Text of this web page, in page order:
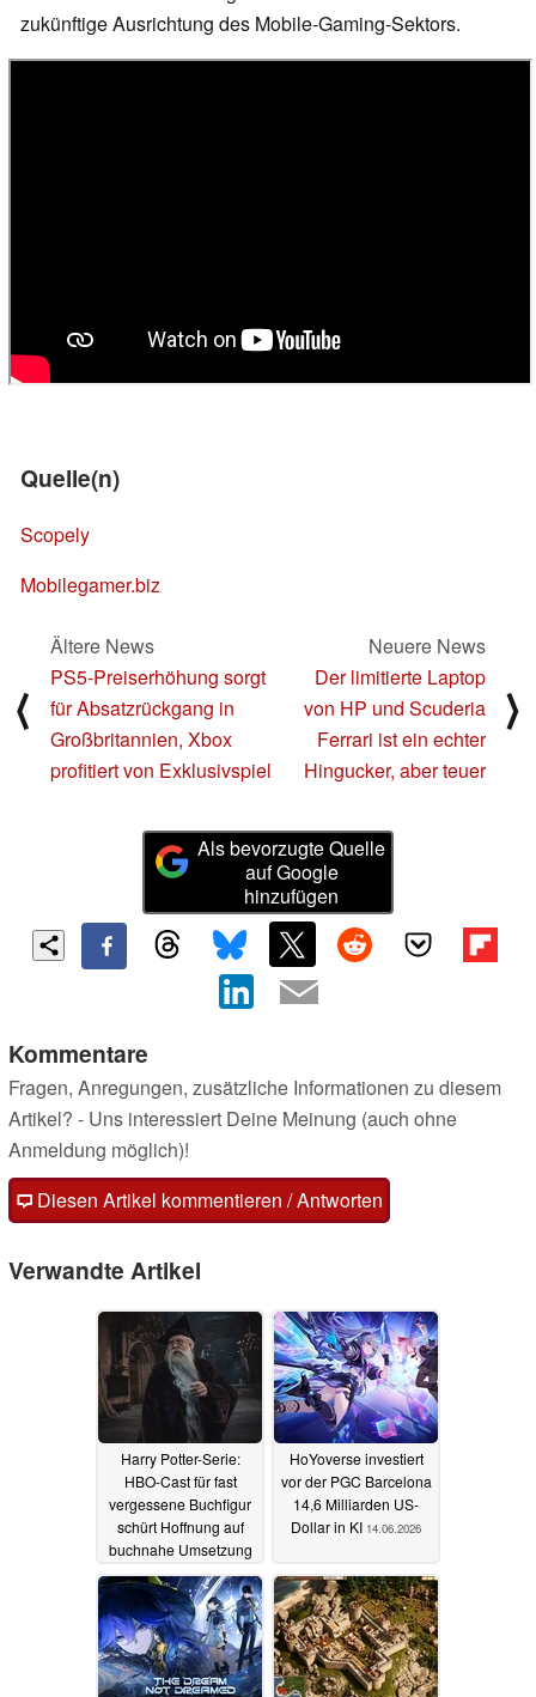
zukünftige Ausrichtung des Mobile-Gaming-Sektors.
Quelle(n)
Scopely
Mobilegamer.biz
⟨
Ältere News
PS5-Preiserhöhung sorgt
für Absatzrückgang in
Großbritannien, Xbox
profitiert von Exklusivspiel
Neuere News
Der limitierte Laptop
von HP und Scuderia
Ferrari ist ein echter
Hingucker, aber teuer
⟩
Als bevorzugte Quelle
auf Google
hinzufügen
Kommentare
Fragen, Anregungen, zusätzliche Informationen zu diesem
Artikel? - Uns interessiert Deine Meinung (auch ohne
Anmeldung möglich)!
Diesen Artikel kommentieren / Antworten
Verwandte Artikel
Harry Potter-Serie:
HBO-Cast für fast
vergessene Buchfigur
schürt Hoffnung auf
buchnahe Umsetzung
15.06.2026
HoYoverse investiert
vor der PGC Barcelona
14,6 Milliarden US-
Dollar in KI 14.06.2026